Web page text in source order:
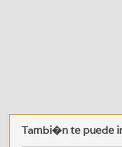
Tambi�n te puede